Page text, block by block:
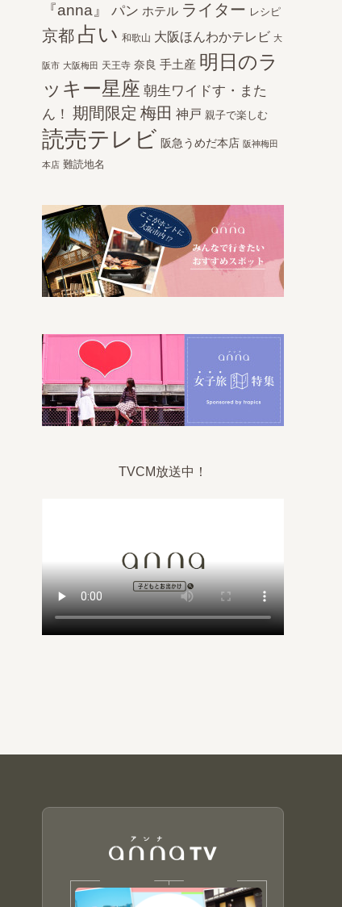
『anna』
パン ホテル ライター レシピ
京都 占い 和歌山 大阪ほんわかテレビ 大
阪市 大阪梅田 天王寺 奈良 手土産 明日のラ
ッキー星座 朝生ワイドす・また
ん！ 期間限定 梅田 神戸 親子で楽しむ
読売テレビ 阪急うめだ本店 阪神梅田
本店 難読地名
TVCM放送中！